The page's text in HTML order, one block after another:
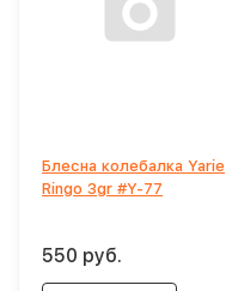
Блесна колебалка Yarie
Ringo 3gr #Y-77
550 руб.